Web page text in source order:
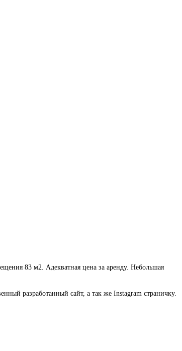
83 м2. Адекватная цена за аренду. Небольшая
разработанный сайт, а так же Instagram страничку.